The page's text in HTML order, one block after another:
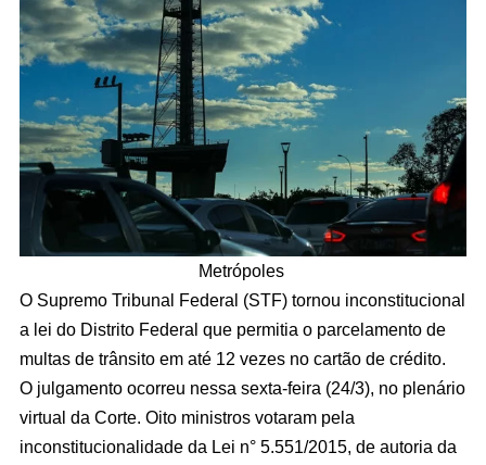
Metrópoles
O Supremo Tribunal Federal (STF) tornou inconstitucional
a lei do Distrito Federal que permitia o parcelamento de
multas de trânsito em até 12 vezes no cartão de crédito.
O julgamento ocorreu nessa sexta-feira (24/3), no plenário
virtual da Corte. Oito ministros votaram pela
inconstitucionalidade da Lei n° 5.551/2015, de autoria da